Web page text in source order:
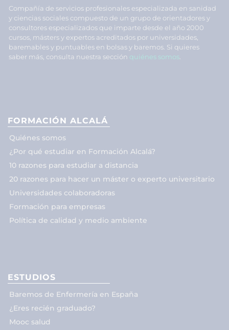
Compañía de servicios profesionales especializada en sanidad
y ciencias sociales compuesto de un grupo de orientadores y
consultores especializados que imparte desde el año 2000
cursos, másters y expertos acreditados por universidades,
baremables y puntuables en bolsas y baremos. Si quieres
saber más, consulta nuestra sección quiénes somos
FORMACIÓN ALCALÁ
Quiénes somos
¿Por qué estudiar en Formación Alcalá?
10 razones para estudiar a distancia
20 razones para hacer un máster o experto universitario
Universidades colaboradoras
Formación para empresas
Política de calidad y medio ambiente
ESTUDIOS
Baremos de Enfermería en España
¿Eres recién graduado?
Mooc salud